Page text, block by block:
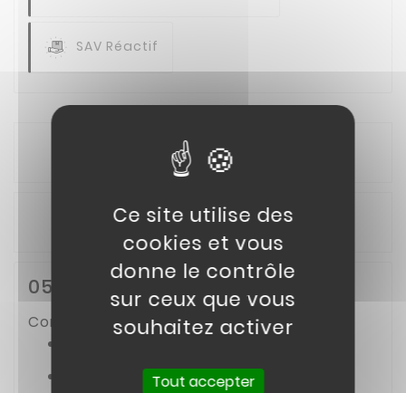
SAV Réactif
Description
Détails du produit
05// bolt
Compatible avec :
DIRT BIKE KAYO TT140 2019
Ce site utilise des
cookies et vous
donne le contrôle
sur ceux que vous
souhaitez activer
Tout accepter